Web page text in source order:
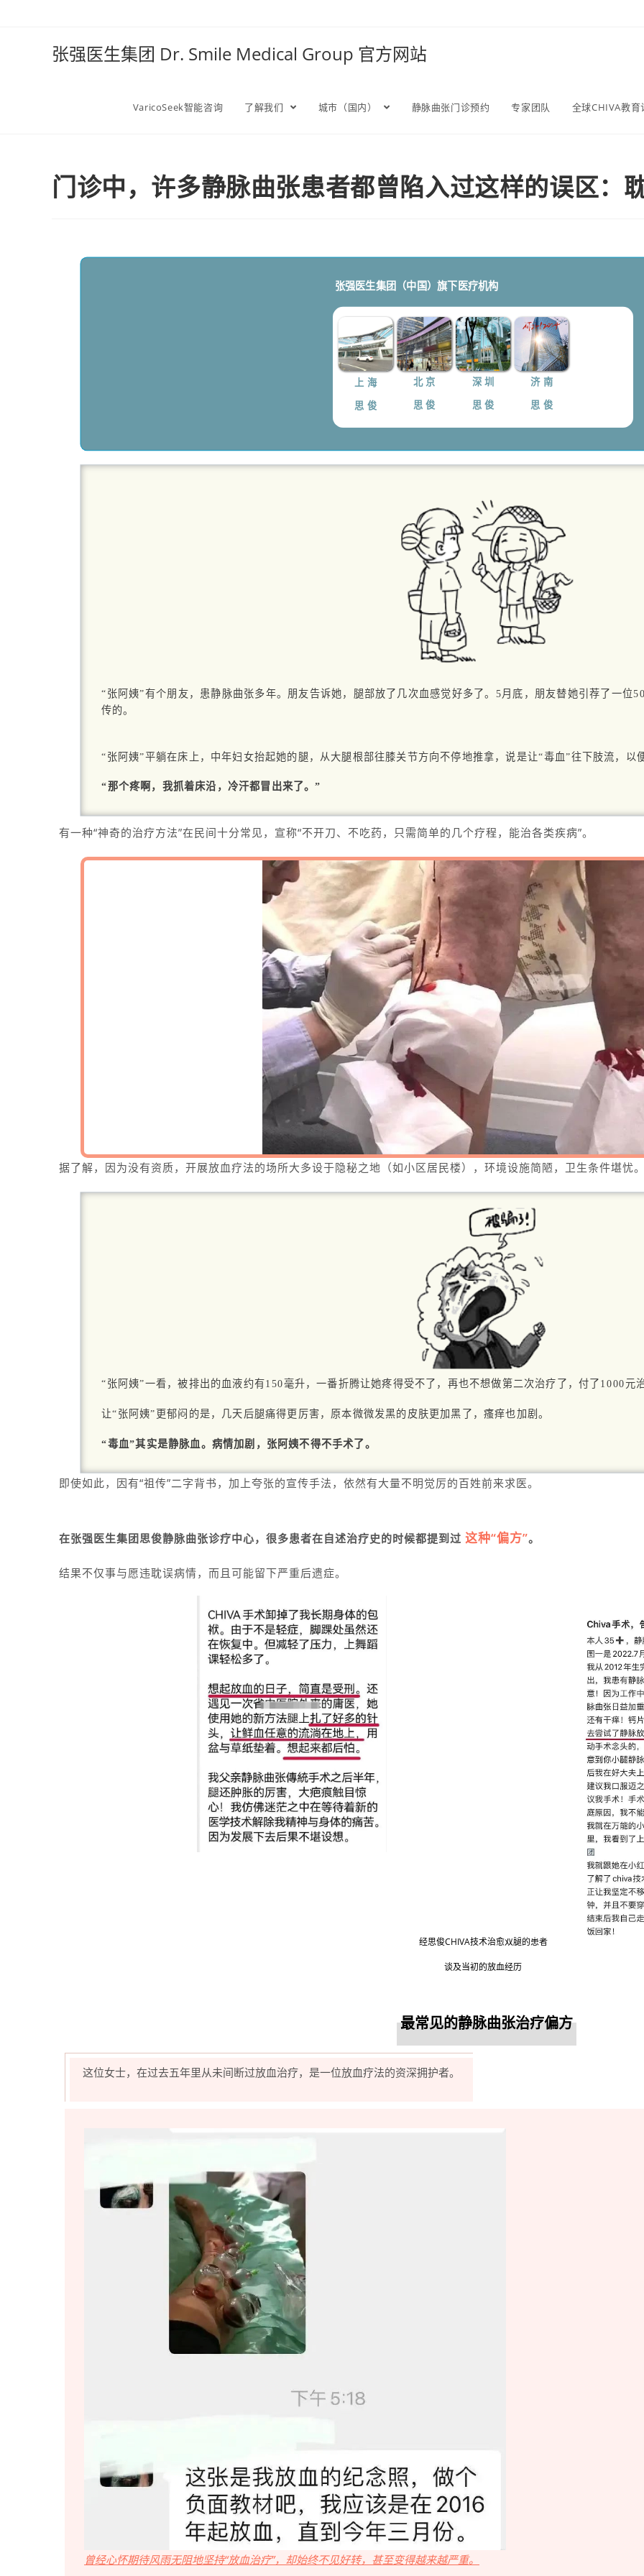
张强医生集团 Dr. Smile Medical Group 官方网站
VaricoSeek智能咨询 了解我们 城市（国内） 静脉曲张门诊预约 专家团队 全球CHIVA教
门诊中，许多静脉曲张患者都曾陷入过这样的误区：
张强医生集团（中国）旗下医疗机构
上 海
思 俊
北 京
思 俊
深 圳
思 俊
济 南
思 俊
“张阿姨”有个朋友，患静脉曲张多年。朋友告诉她，腿部放了几次血感觉好多了。5月底，朋友替她引荐了一位
传的。
“张阿姨”平躺在床 上，中年妇女抬起她的腿，从大腿根部往膝关节方向不停地推拿，说是让“毒血”往下肢流，以
“那个疼啊，我抓着床沿，冷汗都冒出来了。”
有一种“神奇的治疗方法”在民间十分常见，宣称“不开刀、不吃药，只需简单的几个疗程，能治各类疾病”。
据了解，因为没有资质，开展放血疗法的场所大多设于隐秘之地（如小区居民楼），环境设施简陋，卫生条件堪忧
“张阿姨”一看，被排出的血液约有150毫升，一番折腾让她疼得受不了，再也不想做第二次治疗了，付了1000元
让“张阿姨”更郁闷的是，几天后腿痛得更厉害，原本微微发黑的皮肤更加黑了，瘙痒也加剧。
“毒血”其实是静脉血。病情加剧，张阿姨不得不手术了。
即使如此，因有“祖传”二字背书，加上夸张的宣传手法，依然有大量不明觉厉的百姓前来求医。
在张强医生集团思俊静脉曲张诊疗中心，很多患者在自述治疗史的时候都提到过 这种“偏方”。
结果不仅事与愿违耽误病情，而且可能留下严重后遗症。
经思俊CHIVA技术治愈双腿的患者
谈及当初的放血经历
最常见的静脉曲张治疗偏方
这位女士，在过去五年里从未间断过放血治疗，是一位放血疗法的资深拥护者。
曾经心怀期待风雨无阻地坚持“放血治疗”，却始终不见好转，甚至变得越来越严重。